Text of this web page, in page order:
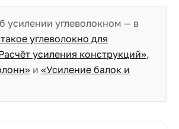
усилении углеволокном — в
углеволокно для
усиления конструкций»,
и «Усиление балок и